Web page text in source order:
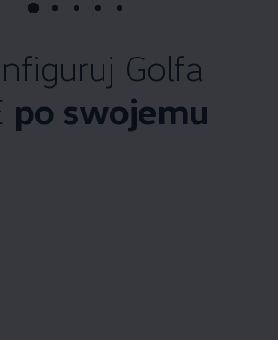
Golfa
po swojemu